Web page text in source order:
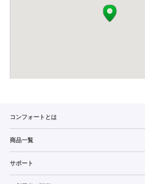
コンフォートとは
商品一覧
サポート